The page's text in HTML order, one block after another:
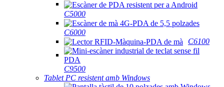
C5000
C6000
C6100
C9500
Tablet PC resistent amb Windows